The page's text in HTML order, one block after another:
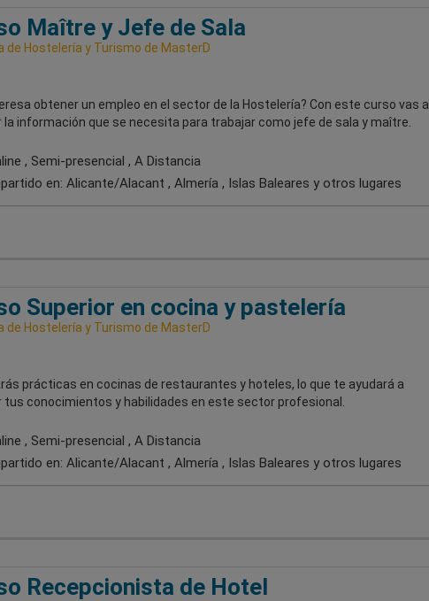
Maître y Jefe de Sala
de Hostelería y Turismo de MasterD
obtener un empleo en el sector de la Hostelería? Con este curso vas a
la información que se necesita para trabajar como jefe de sala y maître.
, Semi-presencial , A Distancia
en: Alicante/Alacant , Almería , Islas Baleares y otros lugares
Superior en cocina y pastelería
de Hostelería y Turismo de MasterD
prácticas en cocinas de restaurantes y hoteles, lo que te ayudará a
tus conocimientos y habilidades en este sector profesional.
, Semi-presencial , A Distancia
en: Alicante/Alacant , Almería , Islas Baleares y otros lugares
Recepcionista de Hotel